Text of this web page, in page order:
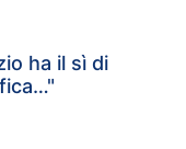
ha il sì di